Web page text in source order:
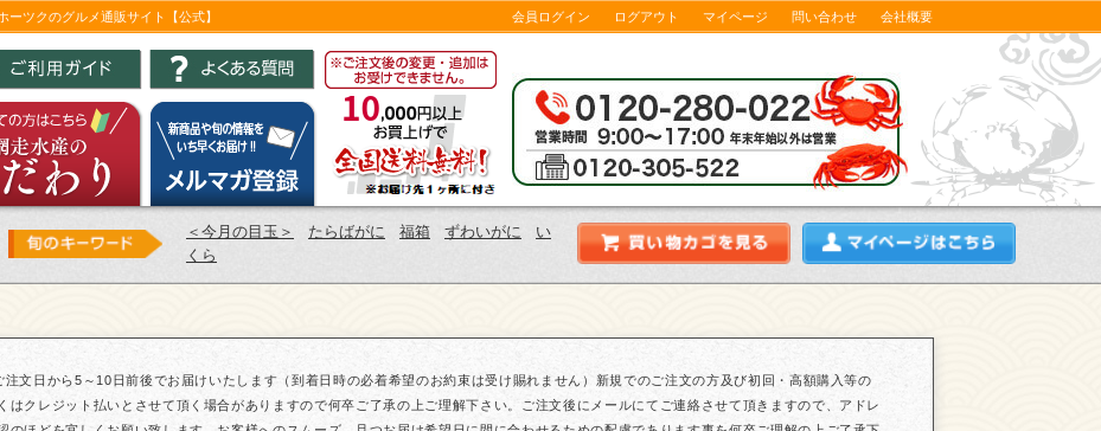
ツクのグルメ通販サイト【公式】 会社概要
問い合わせ
マイページ
ログアウト
会員ログイン
＜今月の目玉＞ たらばがに 福箱 ずわいがに
い
くら
文日から5～10日前後でお届けいたします（到着日時の必着希望のお約束は受け賜れません）新規でのご注文の方及び初回・高額購入等の
はクレジット払いとさせて頂く場合がありますので何卒ご了承の上ご理解下さい。ご注文後にメールにてご連絡させて頂きますので、アドレ